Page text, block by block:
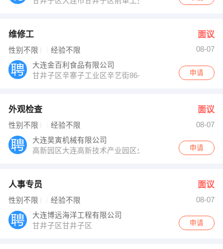
维修工 面议
性别不限 经验不限
08-07
大连金百利食品有限公司
甘井子区辛寨子工业区辛艺街86-1号（乘大黑
申请
外观检查 面议
性别不限 经验不限
08-07
大连昊寅机械有限公司
高新园区大连高新技术产业园区火炬路38号北
申请
人事专员 面议
性别不限 经验不限
08-07
大连博远海洋工程有限公司
甘井子区甘井子区
申请